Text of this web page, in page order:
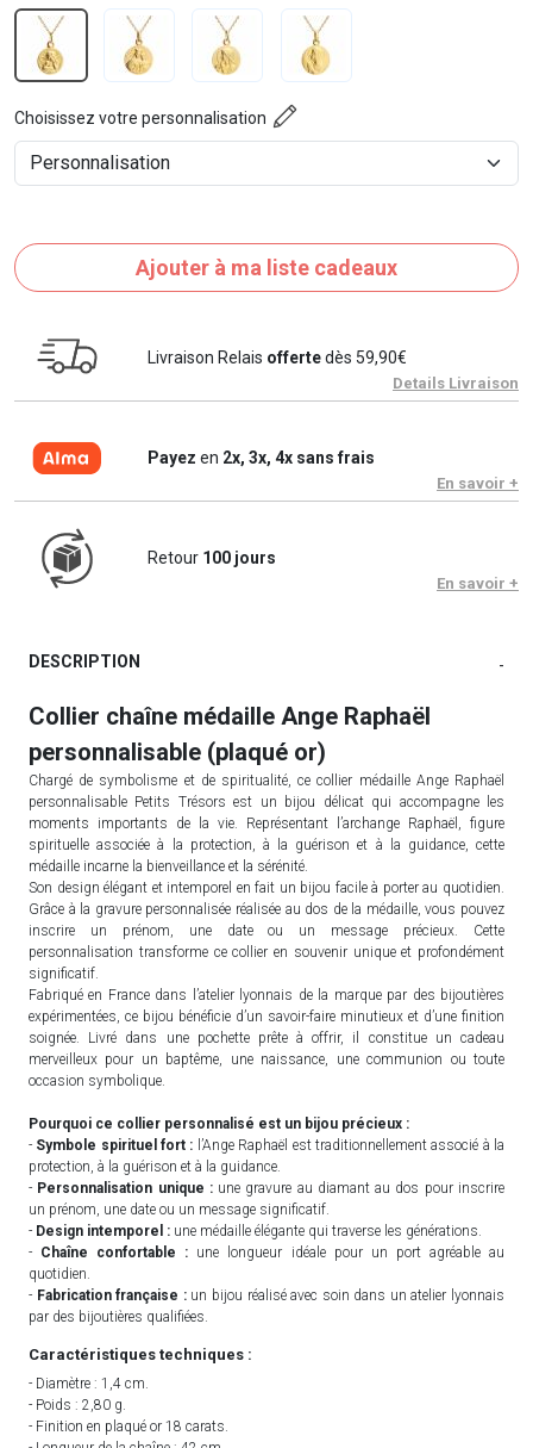
Choisissez votre personnalisation
Ajouter à ma liste cadeaux
Livraison Relais offertedès 59,90€
Details Livraison
Payez en 2x, 3x, 4x sans frais
En savoir +
Retour 100 jours
En savoir +
DESCRIPTION -
Collier chaîne médaille Ange Raphaël
personnalisable (plaqué or)
Chargé de symbolisme et de spiritualité, ce collier médaille Ange Raphaël
personnalisable Petits Trésors est un bijou délicat qui accompagne les
moments importants de la vie. Représentant l’archange Raphaël, figure
spirituelle associée à la protection, à la guérison et à la guidance, cette
médaille incarne la bienveillance et la sérénité.
Son design élégant et intemporel en fait un bijou facile à porter au quotidien.
Grâce à la gravure personnalisée réalisée au dos de la médaille, vous pouvez
inscrire un prénom, une date ou un message précieux. Cette
personnalisation transforme ce collier en souvenir unique et profondément
significatif.
Fabriqué en France dans l’atelier lyonnais de la marque par des bijoutières
expérimentées, ce bijou bénéficie d’un savoir-faire minutieux et d’une finition
soignée. Livré dans une pochette prête à offrir, il constitue un cadeau
merveilleux pour un baptême, une naissance, une communion ou toute
occasion symbolique.
Pourquoi ce collier personnalisé est un bijou précieux :
- Symbole spirituel fort : l’Ange Raphaël est traditionnellement associé à la
protection, à la guérison et à la guidance.
- Personnalisation unique :une gravure au diamant au dos pour inscrire
un prénom, une date ou un message significatif.
- Design intemporel : une médaille élégante qui traverse les générations.
- Chaîne confortable : une longueur idéale pour un port agréable au
quotidien.
- Fabrication française :un bijou réalisé avec soin dans un atelier lyonnais
par des bijoutières qualifiées.
Caractéristiques techniques :
- Diamètre : 1,4 cm.
- Poids : 2,80 g.
- Finition en plaqué or 18 carats.